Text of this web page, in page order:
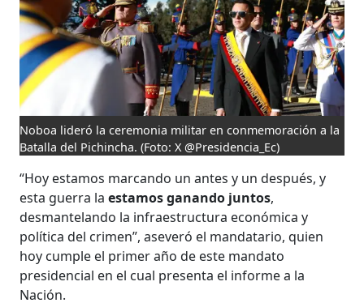
Noboa lideró la ceremonia militar en conmemoración a la
Batalla del Pichincha.(Foto: X @Presidencia_Ec)
“Hoy estamos marcando un antes y un después, y
esta guerra laestamos ganando juntos,
desmantelando la infraestructura económica y
política del crimen”, aseveró el mandatario, quien
hoy cumple el primer año de este mandato
presidencial en el cual presenta el informe a la
Nación.